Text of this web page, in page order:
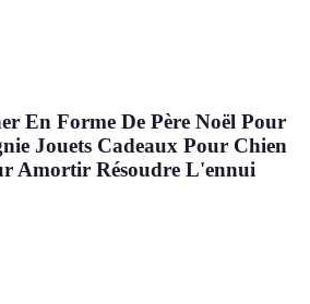
En Forme De Père Noël Pour
Jouets Cadeaux Pour Chien
Amortir Résoudre L'ennui